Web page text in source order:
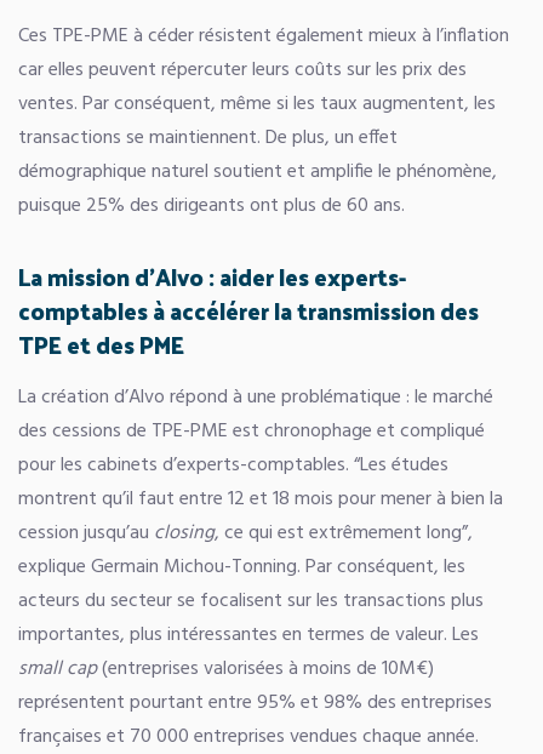
Ces TPE-PME à céder résistent également mieux à l’inflation
car elles peuvent répercuter leurs coûts sur les prix des
ventes. Par conséquent, même si les taux augmentent, les
transactions se maintiennent. De plus, un effet
démographique naturel soutient et amplifie le phénomène,
puisque 25% des dirigeants ont plus de 60 ans.
La mission d’Alvo : aider les experts-
comptablesàaccélérer la transmission des
TPE et des PME
La création d’Alvo répond à une problématique : le marché
des cessions de TPE-PME est chronophage et compliqué
pour les cabinets d’experts-comptables. “Les études
montrent qu’il faut entre 12 et 18 mois pour mener à bien la
cession jusqu’au closing, ce qui est extrêmement long”,
explique Germain Michou-Tonning. Par conséquent, les
acteurs du secteur se focalisent sur les transactions plus
importantes, plus intéressantes en termes de valeur. Les
small cap(entreprises valorisées à moins de 10M€)
représentent pourtant entre 95% et 98% des entreprises
françaises et 70 000 entreprises vendues chaque année.